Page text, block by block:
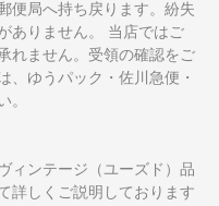
便局へ持ち戻ります。紛失
ありません。 当店ではご
れません。受領の確認をご
、ゆうパック・佐川急便・
。
ィンテージ（ユーズド）品
詳しくご説明しております